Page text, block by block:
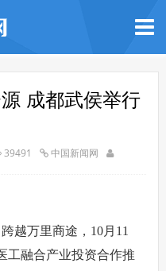
成都武侯举行
39491 中国新闻网
越万里商途，10月11
工融合产业投资合作推